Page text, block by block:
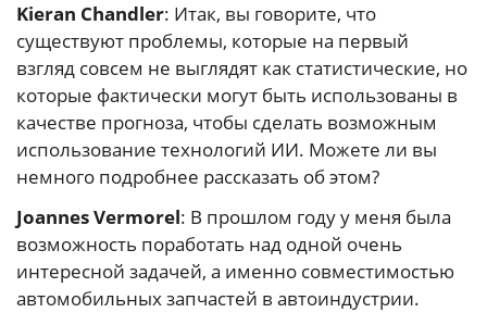
Kieran Chandler: Итак, вы говорите, что
существуют проблемы, которые на первый
взгляд совсем не выглядят как статистические, но
которые фактически могут быть использованы в
качестве прогноза, чтобы сделать возможным
использование технологий ИИ. Можете ли вы
немного подробнее рассказать об этом?
Joannes Vermorel: В прошлом году у меня была
возможность поработать над одной очень
интересной задачей, а именно совместимостью
автомобильных запчастей в автоиндустрии.